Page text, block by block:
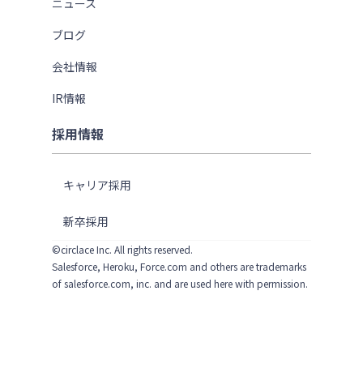
ニュース
ブログ
会社情報
IR情報
採用情報
キャリア採用
新卒採用
©circlace Inc. All rights reserved.
Salesforce, Heroku, Force.com and others are trademarks
of salesforce.com, inc. and are used here with permission.